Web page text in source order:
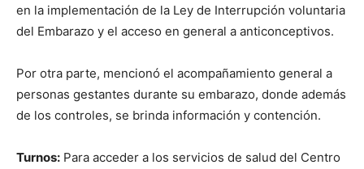
en la implementación de la Ley de Interrupción voluntaria
del Embarazo y el acceso en general a anticonceptivos.
Por otra parte, mencionó el acompañamiento general a
personas gestantes durante su embarazo, donde además
de los controles, se brinda información y contención.
Turnos: Para acceder a los servicios de salud del Centro